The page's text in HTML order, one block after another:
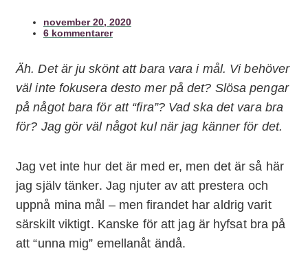
november 20, 2020
6 kommentarer
Äh. Det är ju skönt att bara vara i mål. Vi behöver
väl inte fokusera desto mer på det? Slösa pengar
på något bara för att “fira”? Vad ska det vara bra
för? Jag gör väl något kul när jag känner för det.
Jag vet inte hur det är med er, men det är så här
jag själv tänker. Jag njuter av att prestera och
uppnå mina mål – men firandet har aldrig varit
särskilt viktigt. Kanske för att jag är hyfsat bra på
att “unna mig” emellanåt ändå.